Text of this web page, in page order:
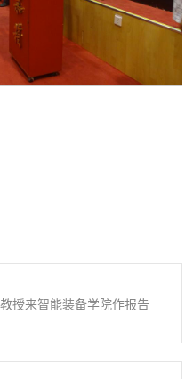
授来智能装备学院作报告